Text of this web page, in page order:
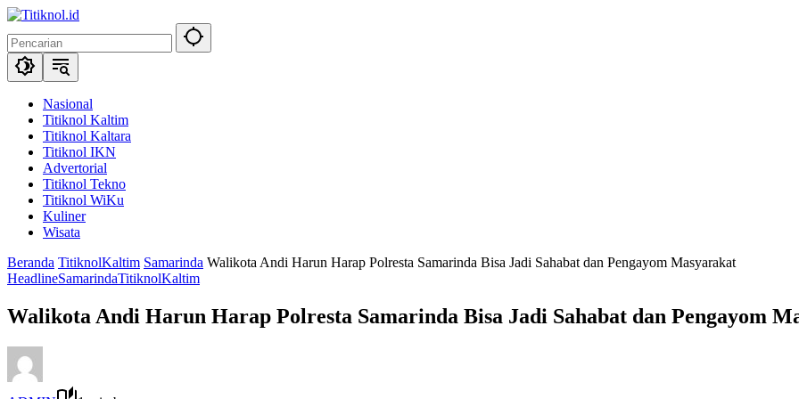
Langsung
konten
Nasional
Titiknol Kaltim
Titiknol Kaltara
Titiknol IKN
Advertorial
Titiknol Tekno
Titiknol WiKu
Kuliner
Wisata
Beranda TitiknolKaltim Samarinda Walikota Andi Harun Harap Polresta Samarinda Bisa Jadi Sahabat dan Pengayom Masyarakat
HeadlineSamarindaTitiknolKaltim
Walikota Andi Harun Harap Polresta Samarinda Bisa Jadi Sahabat dan Pengayom